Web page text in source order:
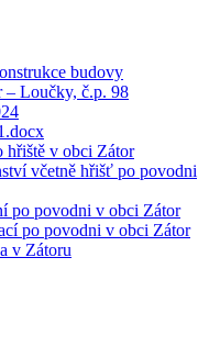
budovy
– Loučky, č.p. 98
hřiště v obci Zátor
včetně hřišť po povodni
po povodni v obci Zátor
po povodni v obci Zátor
v Zátoru